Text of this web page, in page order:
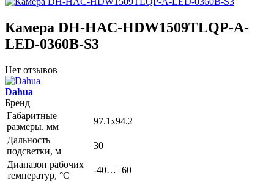
Камера DH-HAC-HDW1509TLQP-A-
LED-0360B-S3
Нет отзывов
Dahua
Бренд
Габаритные
размеры. мм
97.1х94.2
Дальность
подсветки, м
30
Диапазон рабочих
температур, °С
-40…+60